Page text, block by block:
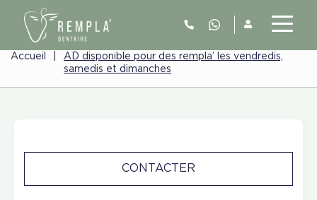
Accueil
AD disponible pour des rempla’ les vendredis,
samedis et dimanches
CONTACTER